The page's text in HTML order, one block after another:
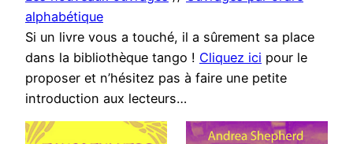
alphabétique
Si un livre vous a touché, il a sûrement sa place
dans la bibliothèque tango ! Cliquez ici pour le
proposer et n’hésitez pas à faire une petite
introduction aux lecteurs…